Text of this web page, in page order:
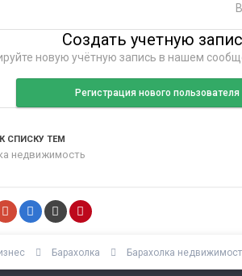
Создать учетную
новую учётную запись в нашем
Регистрация нового пользователя
СПИСКУ ТЕМ
недвижимость
Барахолка Барахолка